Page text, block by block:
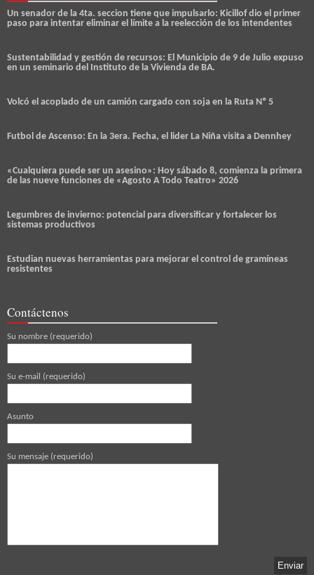
Un senador de la 4ta. seccion tiene que impulsarlo: Kicillof dio el primer
paso para intentar eliminar el límite a la reelección de los intendentes
Sustentabilidad y gestión de recursos: El Municipio de 9 de Julio expuso
en un seminario del Instituto de la Vivienda de BA.
Volcó el acoplado de un camión cargado con soja en la Ruta Nº 5
Futbol de Ascenso: En la 3era. Fecha, el lider La Niña visita a Dennhey
«Cualquiera puede ser un asesino»: Hoy sábado 8, comienza la primera
de las nueve funciones de «Agosto A Todo Teatro» 2026
Legumbres de invierno: potencial para diversificar y fortalecer los
sistemas productivos
Estudian nuevas herramientas para mejorar el control de gramíneas
resistentes
Contáctenos
Su nombre (requerido)
Su e-mail (requerido)
Asunto
Su mensaje (requerido)